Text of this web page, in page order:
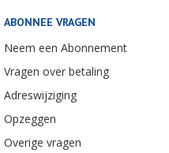
ABONNEE VRAGEN
Neem een Abonnement
Vragen over betaling
Adreswijziging
Opzeggen
Overige vragen